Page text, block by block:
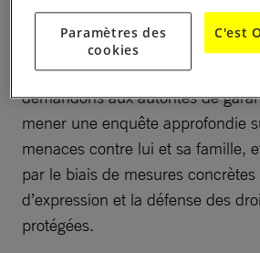
d’actes de violence dont il est
faits l’ayant forcé à quitter le
2024 en raison de son activité
demandons aux autorités de
mener une enquête approfondie
menaces contre lui et sa famille,
par le biais de mesures
d’expression et la défense des
protégées.
Paramètres des
cookies
C'est